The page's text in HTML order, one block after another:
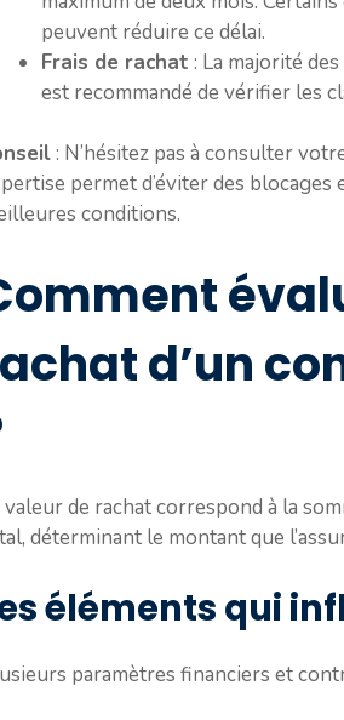
peuvent réduire ce délai.
Frais de rachat : La majorité
est recommandé de vérifier les
: N’hésitez pas à consulter
permet d’éviter des blocages
conditions.
d’un
valeur de rachat correspond à la
déterminant le montant que
éléments qui
paramètres financiers et